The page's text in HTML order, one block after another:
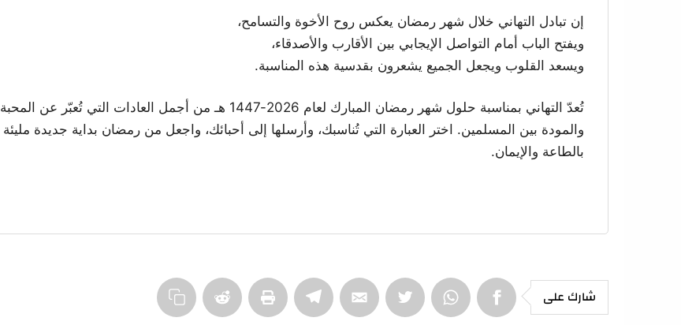
إن تبادل التهاني خلال شهر رمضان يعكس روح الأخوة والتسامح،
ويفتح الباب أمام التواصل الإيجابي بين الأقارب والأصدقاء،
ويسعد القلوب ويجعل الجميع يشعرون بقدسية هذه المناسبة.
تُعدّ التهاني بمناسبة حلول شهر رمضان المبارك لعام 2026-1447 هـ من أجمل العادات التي تُعبّر عن المحبة
والمودة بين المسلمين. اختر العبارة التي تُناسبك، وأرسلها إلى أحبائك، واجعل من رمضان بداية جديدة مليئة
بالطاعة والإيمان.
شارك على